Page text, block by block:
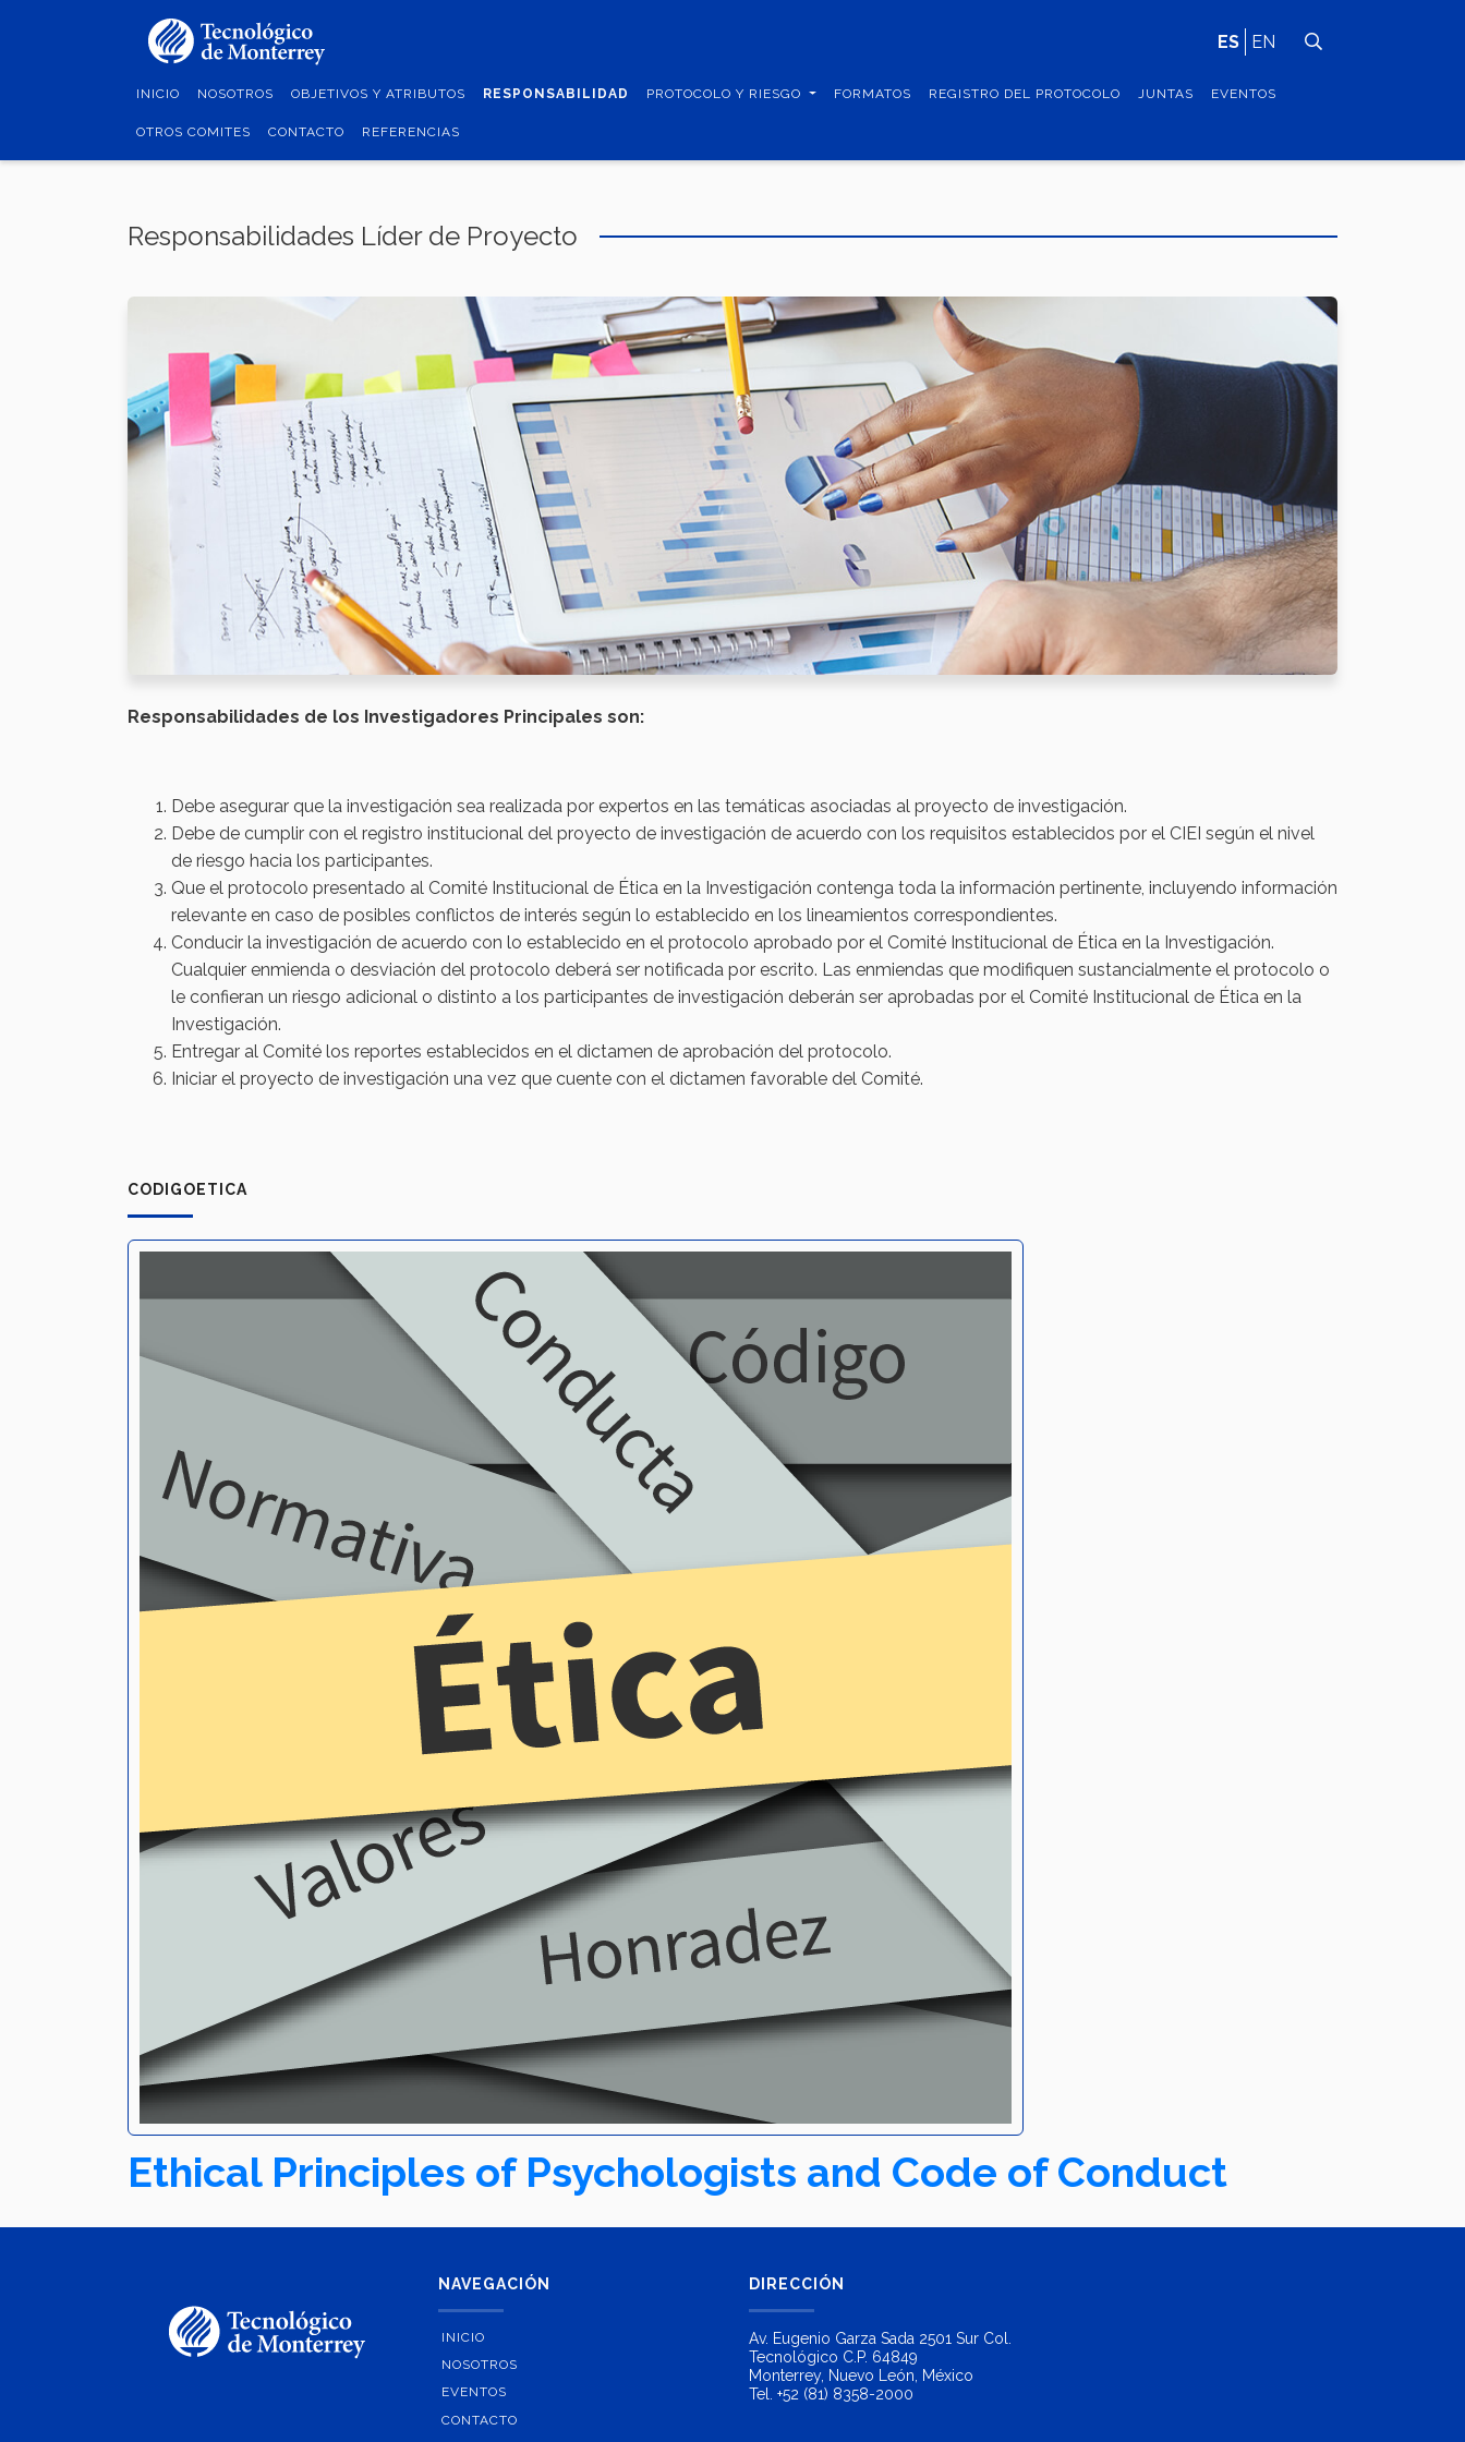
ES EN
INICIO NOSOTROS OBJETIVOS Y ATRIBUTOS RESPONSABILIDAD PROTOCOLO Y RIESGO FORMATOS REGISTRO DEL PROTOCOLO JUNTAS EVENTOS
OTROS COMITES CONTACTO REFERENCIAS
Responsabilidades Líder de Proyecto
Responsabilidades de los Investigadores Principales son:
Debe asegurar que la investigación sea realizada por expertos en las temáticas asociadas al proyecto de investigación.​
Debe de cumplir con el registro institucional del proyecto de investigación de acuerdo con los requisitos establecidos por el CIEI según el nivel
de riesgo hacia los participantes.
Que el protocolo presentado al Comité Institucional de Ética en la Investigación contenga toda la información pertinente, incluyendo información
relevante en caso de posibles conflictos de interés según lo establecido en los lineamientos correspondientes.
Conducir la investigación de acuerdo con lo establecido en el protocolo aprobado por el Comité Institucional de Ética en la Investigación.
Cualquier enmienda o desviación del protocolo deberá ser notificada por escrito. Las enmiendas que modifiquen sustancialmente el protocolo o
le confieran un riesgo adicional o distinto a los participantes de investigación deberán ser aprobadas por el Comité Institucional de Ética en la
Investigación.​
Entregar al Comité los reportes establecidos en el dictamen de aprobación del protocolo.​
Iniciar el proyecto de investigación una vez que cuente con el dictamen favorable del Comité.
CODIGOETICA
Ethical Principles of Psychologists and Code of Conduct
NAVEGACIÓN
INICIO
NOSOTROS
EVENTOS
CONTACTO
DIRECCIÓN
Av. Eugenio Garza Sada 2501 Sur Col.
Tecnológico C.P. 64849
Monterrey, Nuevo León, México
Tel. +52 (81) 8358-2000